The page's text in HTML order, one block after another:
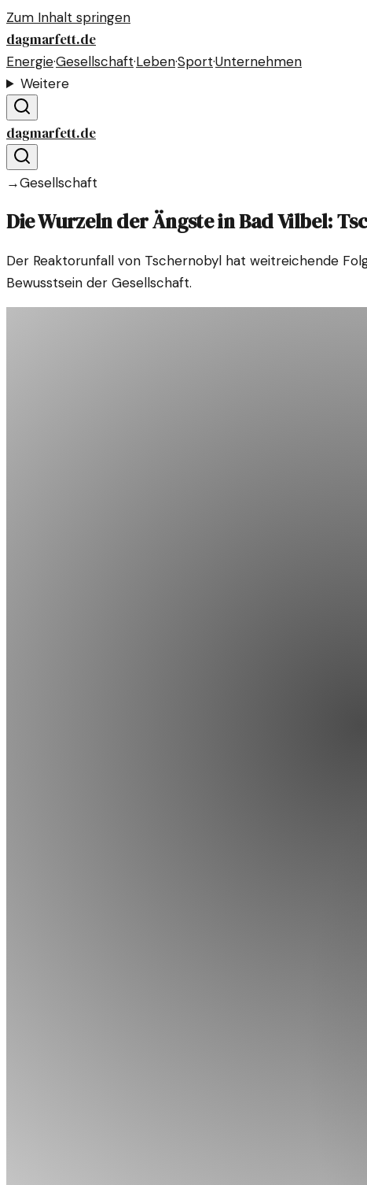
Zum Inhalt springen
dagmarfett.de
Energie·Gesellschaft·Leben·Sport·Unternehmen
Weitere
dagmarfett.de
→Gesellschaft
Die Wurzeln der Ängste in Bad Vilbel:
Der Reaktorunfall von Tschernobyl hat weitreichende
Bewusstsein der Gesellschaft.